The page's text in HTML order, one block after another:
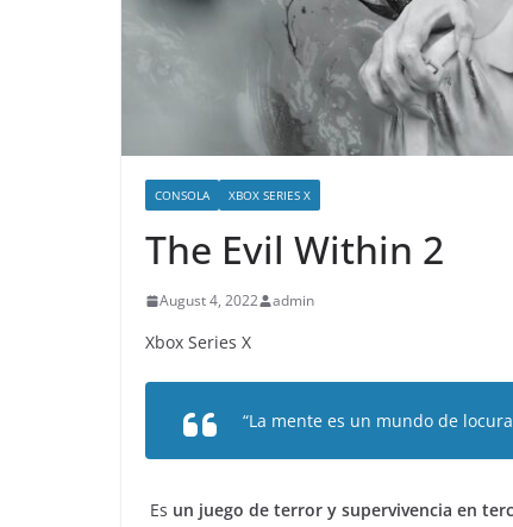
CONSOLA XBOX SERIES X
The Evil Within 2
August 4, 2022 admin
Xbox Series X
“La mente es un mundo de
Es un juego de terror y supervivencia en